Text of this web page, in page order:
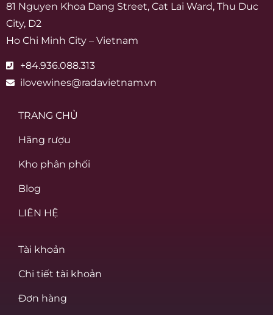
81 Nguyen Khoa Dang Street, Cat Lai Ward, Thu Duc
City, D2
Ho Chi Minh City – Vietnam
+84.936.088.313
ilovewines@radavietnam.vn
TRANG CHỦ
Hãng rượu
Kho phân phối
Blog
LIÊN HỆ
Tài khoản
Chi tiết tài khoản
Đơn hàng